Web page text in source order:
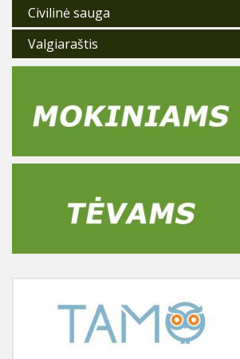
Civilinė sauga
Valgiaraštis